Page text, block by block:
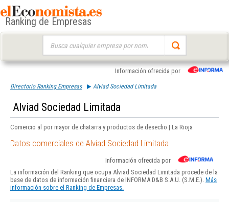
Ranking de Empresas
Información ofrecida por
Directorio Ranking Empresas Alviad Sociedad Limitada
Alviad Sociedad Limitada
Comercio al por mayor de chatarra y productos de desecho | La Rioja
Datos comerciales de Alviad Sociedad Limitada
Información ofrecida por
La información del Ranking que ocupa Alviad Sociedad Limitada procede de la
base de datos de información financiera de INFORMA D&B S.A.U. (S.M.E.). Más
información sobre el Ranking de Empresas.